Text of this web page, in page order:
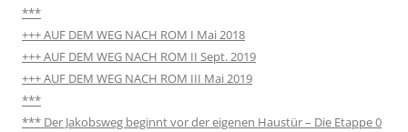
***
+++ AUF DEM WEG NACH ROM I Mai 2018
+++ AUF DEM WEG NACH ROM II Sept. 2019
+++ AUF DEM WEG NACH ROM III Mai 2019
***
*** Der Jakobsweg beginnt vor der eigenen Haustür – Die Etappe 0